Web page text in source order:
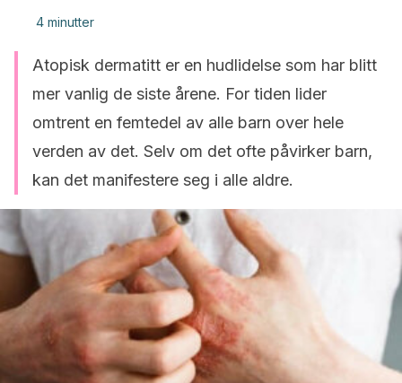
4 minutter
Atopisk dermatitt er en hudlidelse som har blitt
mer vanlig de siste årene. For tiden lider
omtrent en femtedel av alle barn over hele
verden av det. Selv om det ofte påvirker barn,
kan det manifestere seg i alle aldre.